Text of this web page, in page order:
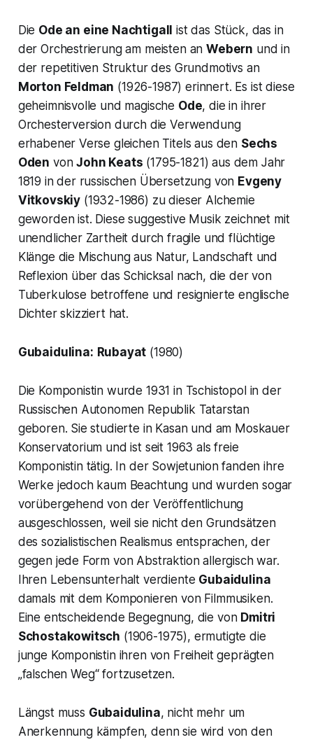
Die Ode an eine Nachtigall ist das Stück, das in
der Orchestrierung am meisten anWebern und in
der repetitiven Struktur des Grundmotivs an
Morton Feldman (1926-1987) erinnert. Es ist diese
geheimnisvolle und magische Ode, die in ihrer
Orchesterversion durch die Verwendung
erhabener Verse gleichen Titels aus den Sechs
Oden vonJohn Keats (1795-1821) aus dem Jahr
1819 in der russischen Übersetzung von Evgeny
Vitkovskiy (1932-1986) zu dieser Alchemie
geworden ist. Diese suggestive Musik zeichnet mit
unendlicher Zartheit durch fragile und flüchtige
Klänge die Mischung aus Natur, Landschaft und
Reflexion über das Schicksal nach, die der von
Tuberkulose betroffene und resignierte englische
Dichter skizziert hat.
Gubaidulina: Rubayat (1980)
Die Komponistin wurde 1931 in Tschistopol in der
Russischen Autonomen Republik Tatarstan
geboren. Sie studierte in Kasan und am Moskauer
Konservatorium und ist seit 1963 als freie
Komponistin tätig. In der Sowjetunion fanden ihre
Werke jedoch kaum Beachtung und wurden sogar
vorübergehend von der Veröffentlichung
ausgeschlossen, weil sie nicht den Grundsätzen
des sozialistischen Realismus entsprachen, der
gegen jede Form von Abstraktion allergisch war.
Ihren Lebensunterhalt verdiente Gubaidulina
damals mit dem Komponieren von Filmmusiken.
Eine entscheidende Begegnung, die von Dmitri
Schostakowitsch (1906-1975), ermutigte die
junge Komponistin ihren von Freiheit geprägten
„falschen Weg“fortzusetzen.
Längst muss Gubaidulina, nicht mehr um
Anerkennung kämpfen, denn sie wird von den